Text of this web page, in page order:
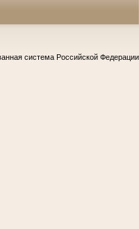
система Российской